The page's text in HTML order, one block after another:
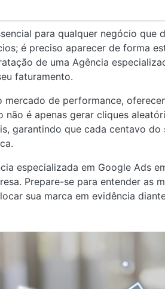
para qualquer negócio que
é preciso aparecer de forma
de uma Agência
faturamento.
de performance,
é apenas gerar cliques
garantindo que cada centavo do
especializada em Google Ads
Prepare-se para entender as
sua marca em evidência